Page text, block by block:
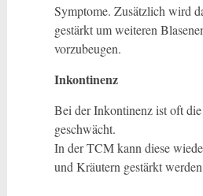
Symptome. Zusätzlich wird
gestärkt um weiteren
vorzubeugen.
Inkontinenz
Bei der Inkontinenz ist oft
geschwächt.
In der TCM kann diese
und Kräutern gestärkt werden